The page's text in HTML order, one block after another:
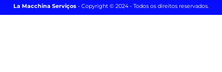
La Macchina Serviços - Copyright © 2024 - Todos os direitos reservados.